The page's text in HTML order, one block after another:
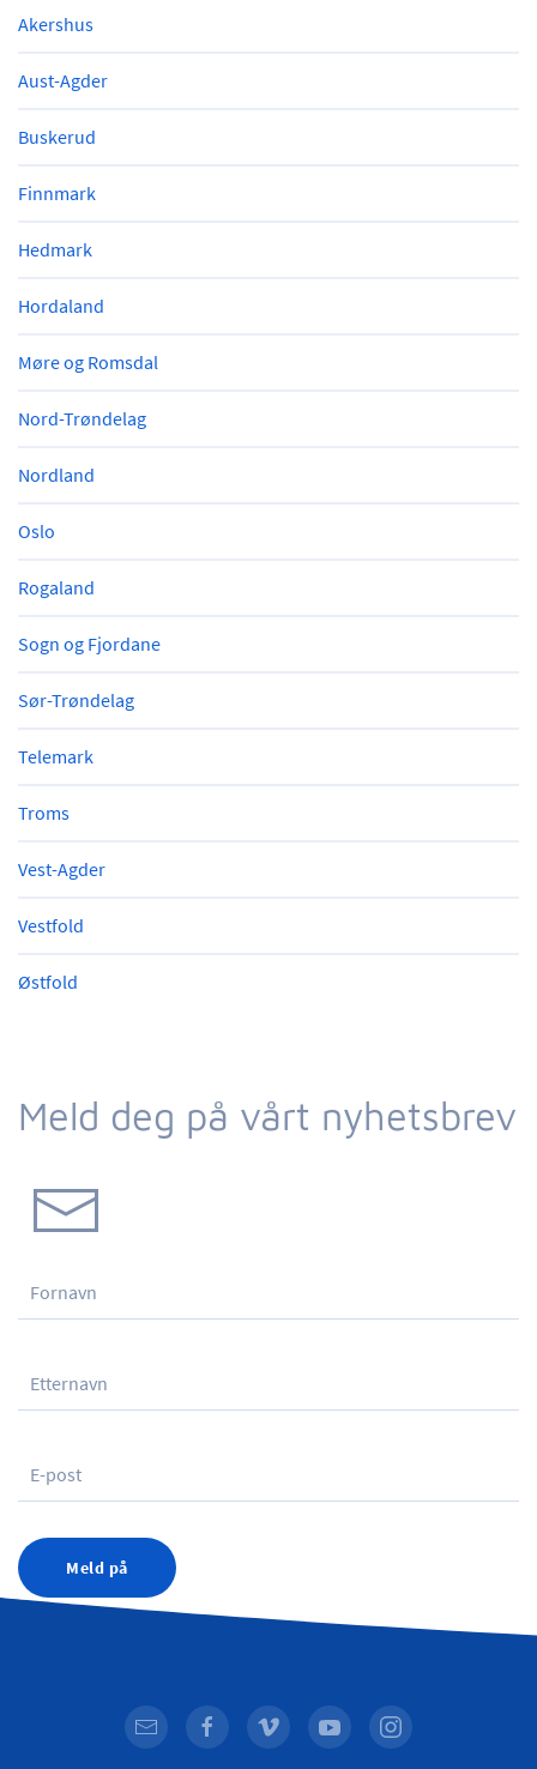
Akershus
Aust-Agder
Buskerud
Finnmark
Hedmark
Hordaland
Møre og Romsdal
Nord-Trøndelag
Nordland
Oslo
Rogaland
Sogn og Fjordane
Sør-Trøndelag
Telemark
Troms
Vest-Agder
Vestfold
Østfold
Meld deg på vårt nyhetsbrev
Meld på